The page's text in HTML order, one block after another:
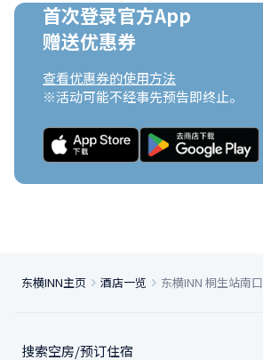
首次登录官方App
赠送优惠券
查看优惠券的使用方法
※活动可能不经事先预告即终止。
东横INN主页 酒店一览 东横INN 桐生站南口
搜索空房/预订住宿